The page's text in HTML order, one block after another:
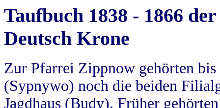
Taufbuch 1838 - 1866
Deutsch Krone
Zur Pfarrei Zippnow gehörten
(Sypnywo) noch die beiden
Jagdhaus (Budy). Früher